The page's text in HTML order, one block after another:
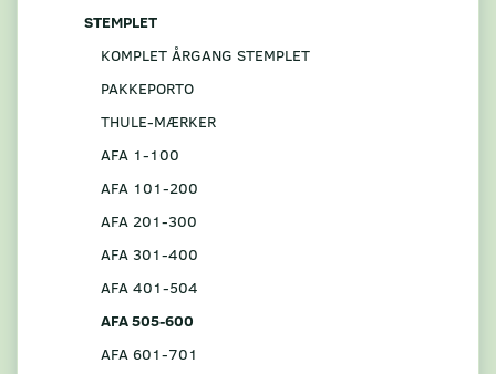
STEMPLET
KOMPLET ÅRGANG STEMPLET
PAKKEPORTO
THULE-MÆRKER
AFA 1-100
AFA 101-200
AFA 201-300
AFA 301-400
AFA 401-504
AFA 505-600
AFA 601-701